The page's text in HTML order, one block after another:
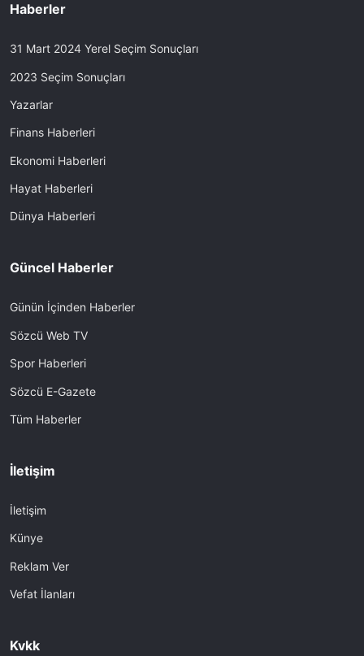
Haberler
31 Mart 2024 Yerel Seçim Sonuçları
2023 Seçim Sonuçları
Yazarlar
Finans Haberleri
Ekonomi Haberleri
Hayat Haberleri
Dünya Haberleri
Güncel Haberler
Günün İçinden Haberler
Sözcü Web TV
Spor Haberleri
Sözcü E-Gazete
Tüm Haberler
İletişim
İletişim
Künye
Reklam Ver
Vefat İlanları
Kvkk